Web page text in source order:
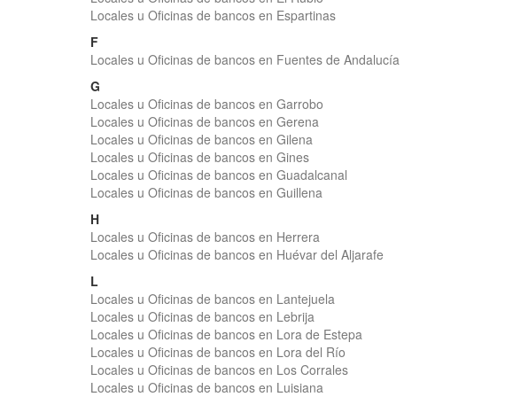
Locales u Oficinas de bancos en Espartinas
F
Locales u Oficinas de bancos en Fuentes de Andalucía
G
Locales u Oficinas de bancos en Garrobo
Locales u Oficinas de bancos en Gerena
Locales u Oficinas de bancos en Gilena
Locales u Oficinas de bancos en Gines
Locales u Oficinas de bancos en Guadalcanal
Locales u Oficinas de bancos en Guillena
H
Locales u Oficinas de bancos en Herrera
Locales u Oficinas de bancos en Huévar del Aljarafe
L
Locales u Oficinas de bancos en Lantejuela
Locales u Oficinas de bancos en Lebrija
Locales u Oficinas de bancos en Lora de Estepa
Locales u Oficinas de bancos en Lora del Río
Locales u Oficinas de bancos en Los Corrales
Locales u Oficinas de bancos en Luisiana